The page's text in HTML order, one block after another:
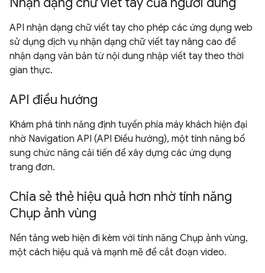
API nhận dạng chữ viết tay cho phép các ứng dụng web
sử dụng dịch vụ nhận dạng chữ viết tay nâng cao để
nhận dạng văn bản từ nội dung nhập viết tay theo thời
gian thực.
API điều hướng
Khám phá tính năng định tuyến phía máy khách hiện đại
nhờ Navigation API (API Điều hướng), một tính năng bổ
sung chức năng cải tiến để xây dựng các ứng dụng
trang đơn.
Chia sẻ thẻ hiệu quả hơn nhờ tính năng
Chụp ảnh vùng
Nền tảng web hiện đi kèm với tính năng Chụp ảnh vùng,
một cách hiệu quả và mạnh mẽ để cắt đoạn video.